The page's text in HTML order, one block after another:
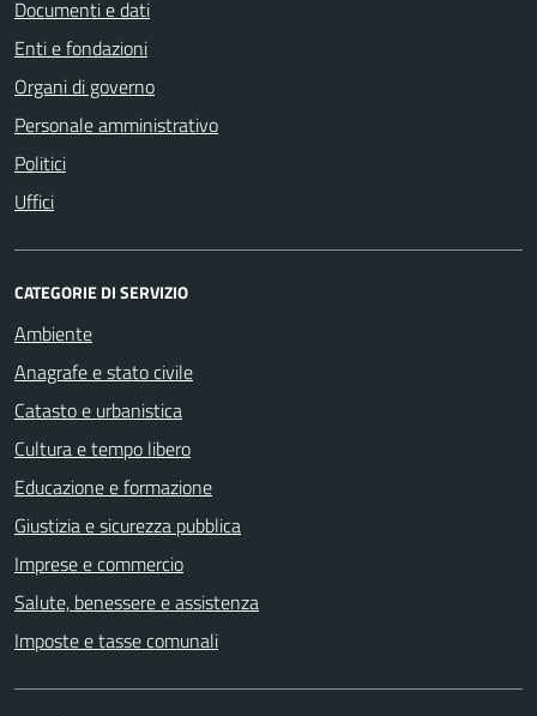
Documenti e dati
Enti e fondazioni
Organi di governo
Personale amministrativo
Politici
Uffici
CATEGORIE DI SERVIZIO
Ambiente
Anagrafe e stato civile
Catasto e urbanistica
Cultura e tempo libero
Educazione e formazione
Giustizia e sicurezza pubblica
Imprese e commercio
Salute, benessere e assistenza
Imposte e tasse comunali